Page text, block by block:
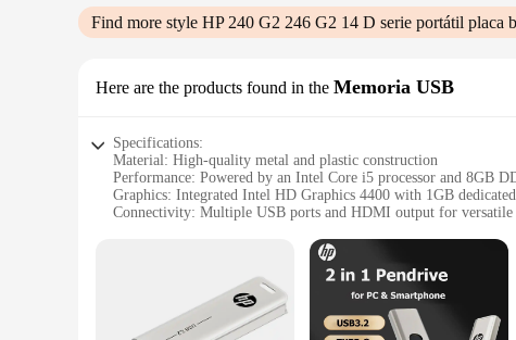
Find more style HP 240 G2 246 G2 14 D serie portátil
Here are the products found in the Memoria USB
Specifications:
Material: High-quality metal and plastic construction
Performance: Powered by an Intel Core i5 processor and 8GB
Graphics: Integrated Intel HD Graphics 4400 with 1GB
Connectivity: Multiple USB ports and HDMI output for
Durability: Built to withstand daily use with a robust HM76
|Wholesale|Vendors|
**Optimized Performance for Every Task**